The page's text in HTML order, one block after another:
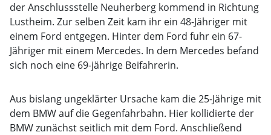
der Anschlussstelle Neuherberg kommend in Richtung
Lustheim. Zur selben Zeit kam ihr ein 48-Jähriger mit
einem Ford entgegen. Hinter dem Ford fuhr ein 67-
Jähriger mit einem Mercedes. In dem Mercedes befand
sich noch eine 69-jährige Beifahrerin.
Aus bislang ungeklärter Ursache kam die 25-Jährige mit
dem BMW auf die Gegenfahrbahn. Hier kollidierte der
BMW zunächst seitlich mit dem Ford. Anschließend